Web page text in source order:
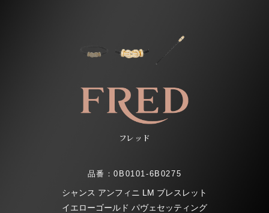
フレッド
品番：0B0101-6B0275
シャンス アンフィニ LM ブレスレット
イエローゴールド パヴェセッティング